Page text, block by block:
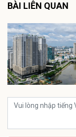
BÀI LIÊN QUAN